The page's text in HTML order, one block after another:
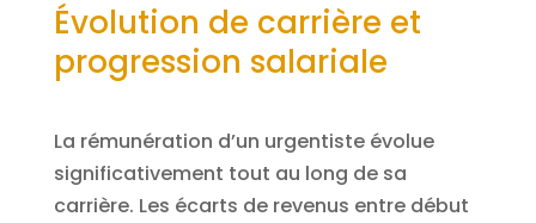
Évolution de carrière et
progression salariale
La rémunération d’un urgentiste évolue
significativement tout au long de sa
carrière. Les écarts de revenus entre début